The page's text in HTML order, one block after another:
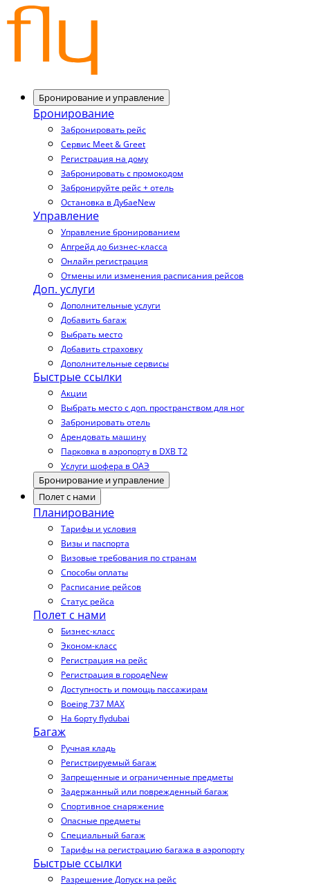
Бронирование и управление
Бронирование
Забронировать рейс
Сервис Meet & Greet
Регистрация на дому
Забронировать с промокодом
Забронируйте рейс + отель
Остановка в ДубаеNew
Управление
Управление бронированием
Апгрейд до бизнес-класса
Онлайн регистрация
Отмены или изменения расписания рейсов
Доп. услуги
Дополнительные услуги
Добавить багаж
Выбрать место
Добавить страховку
Дополнительные сервисы
Быстрые ссылки
Акции
Выбрать место с доп. пространством для ног
Забронировать отель
Арендовать машину
Парковка в аэропорту в DXB T2
Услуги шофера в ОАЭ
Бронирование и управление
Полет с нами
Планирование
Тарифы и условия
Визы и паспорта
Визовые требования по странам
Способы оплаты
Расписание рейсов
Статус рейса
Полет с нами
Бизнес-класс
Эконом-класс
Регистрация на рейс
Регистрация в городеNew
Доступность и помощь пассажирам
Boeing 737 MAX
На борту flydubai
Багаж
Ручная кладь
Регистрируемый багаж
Запрещенные и ограниченные предметы
Задержанный или поврежденный багаж
Спортивное снаряжение
Опасные предметы
Специальный багаж
Тарифы на регистрацию багажа в аэропорту
Быстрые ссылки
Разрешение Допуск на рейс